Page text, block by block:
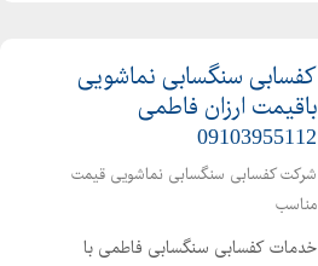
کفسابی سنگسابی نماشویی
باقیمت ارزان فاطمی
09103955112
شرکت کفسابی سنگسابی نماشویی قیمت
مناسب
خدمات کفسابی سنگسابی فاطمی با